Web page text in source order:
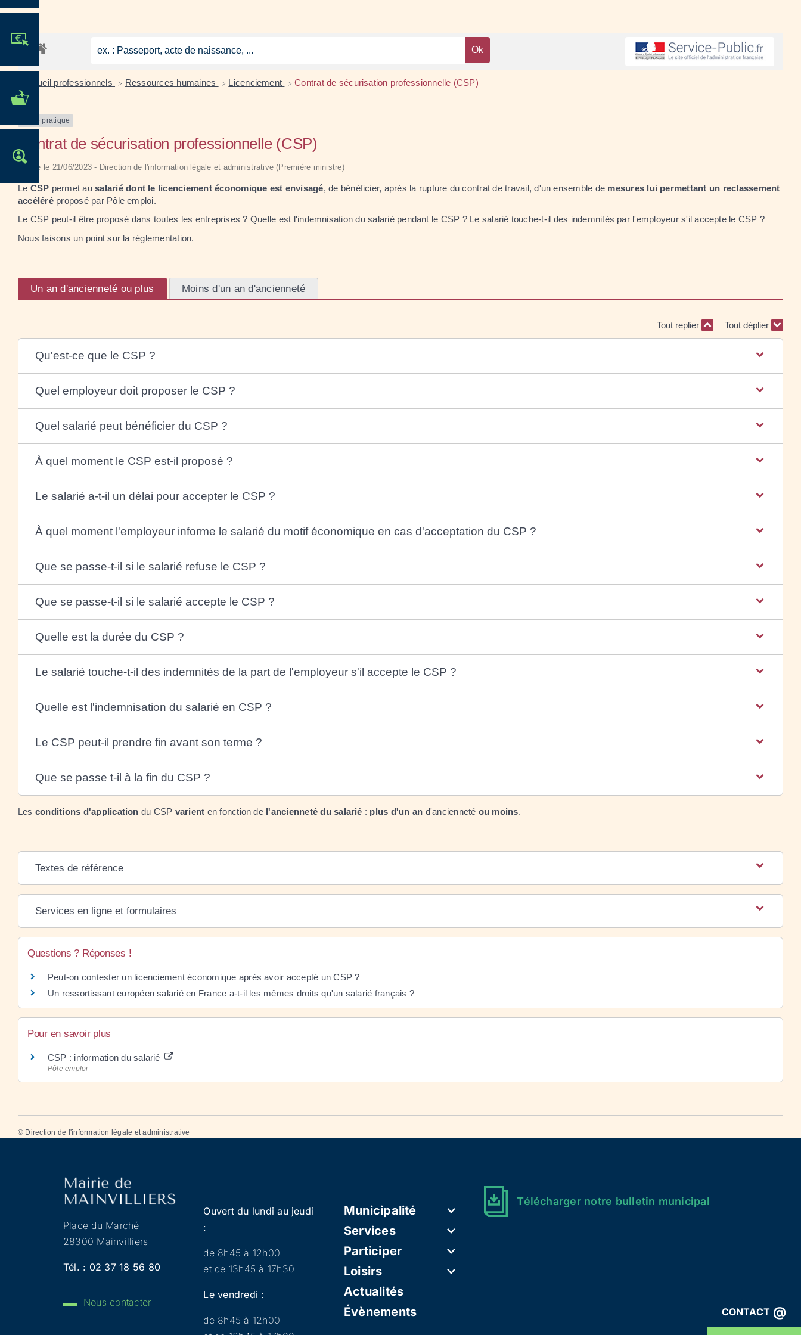
MES DÉMARCHES
CONTACT @
Accueil professionnels > Ressources humaines > Licenciement > Contrat de sécurisation professionnelle (CSP)
Fiche pratique
Contrat de sécurisation professionnelle (CSP)
Vérifié le 21/06/2023 - Direction de l'information légale et administrative (Première ministre)
Le CSP permet ausalarié dont le licenciement économique est envisagé, de bénéficier, après la rupture du contrat de travail, d'un ensemble de mesures lui permettant un reclassement
accéléréproposé par Pôle emploi.
Le CSP peut-il être proposé dans toutes les entreprises ? Quelle est l'indemnisation du salarié pendant le CSP ? Le salarié touche-t-il des indemnités par l'employeur s'il accepte le CSP ?
Nous faisons un point sur la réglementation.
Un an d'ancienneté ou plus Moins d'un an d'ancienneté
Tout replier Tout déplier
Qu'est-ce que le CSP ?
Quel employeur doit proposer le CSP ?
Quel salarié peut bénéficier du CSP ?
À quel moment le CSP est-il proposé ?
Le salarié a-t-il un délai pour accepter le CSP ?
À quel moment l'employeur informe le salarié du motif économique en cas d'acceptation du CSP ?
Que se passe-t-il si le salarié refuse le CSP ?
Que se passe-t-il si le salarié accepte le CSP ?
Quelle est la durée du CSP ?
Le salarié touche-t-il des indemnités de la part de l'employeur s'il accepte le CSP ?
Quelle est l'indemnisation du salarié en CSP ?
Le CSP peut-il prendre fin avant son terme ?
Que se passe t-il à la fin du CSP ?
Les conditions d'application du CSP varient en fonction de l'ancienneté du salarié : plus d'un an d'ancienneté ou moins.
Textes de référence
Services en ligne et formulaires
Questions ? Réponses !
Peut-on contester un licenciement économique après avoir accepté un CSP ?
Un ressortissant européen salarié en France a-t-il les mêmes droits qu'un salarié français ?
Pour en savoir plus
CSP : information du salarié
Pôle emploi
© Direction de l'information légale et administrative
Place du Marché
28300 Mainvilliers
Tél. : 02 37 18 56 80
Nous contacter
Ouvert du lundi au jeudi
:
de 8h45 à 12h00
et de 13h45 à 17h30
Le vendredi :
de 8h45 à 12h00
Municipalité
Services
Participer
Loisirs
Actualités
Évènements
Télécharger notre bulletin municipal